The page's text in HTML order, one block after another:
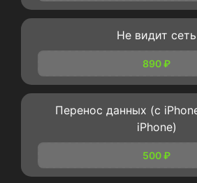
Не видит сеть
890 ₽
Перенос данных (c
iPhone)
500 ₽